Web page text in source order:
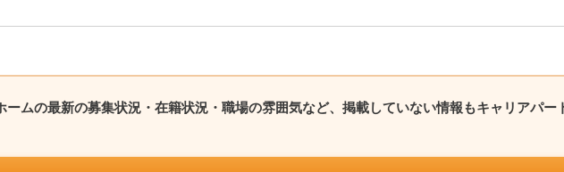
ームの最新の募集状況・在籍状況・職場の雰囲気など、掲載していない情報もキャリアパー